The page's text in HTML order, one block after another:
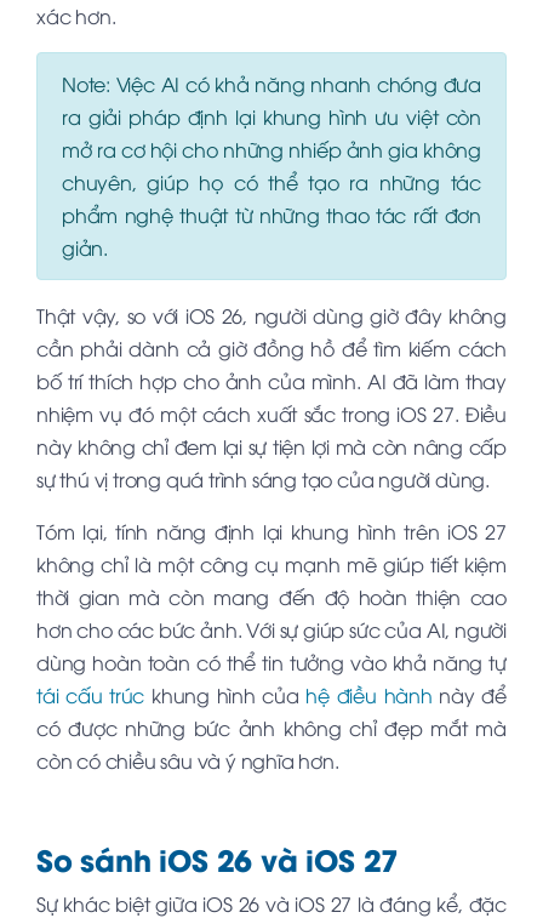
xác hơn.
Note: Việc AI có khả năng nhanh chóng đưa
ra giải pháp định lại khung hình ưu việt còn
mở ra cơ hội cho những nhiếp ảnh gia không
chuyên, giúp họ có thể tạo ra những tác
phẩm nghệ thuật từ những thao tác rất đơn
giản.
Thật vậy, so với iOS 26, người dùng giờ đây không
cần phải dành cả giờ đồng hồ để tìm kiếm cách
bố trí thích hợp cho ảnh của mình. AI đã làm thay
nhiệm vụ đó một cách xuất sắc trong iOS 27. Điều
này không chỉ đem lại sự tiện lợi mà còn nâng cấp
sự thú vị trong quá trình sáng tạo của người dùng.
Tóm lại, tính năng định lại khung hình trên iOS 27
không chỉ là một công cụ mạnh mẽ giúp tiết kiệm
thời gian mà còn mang đến độ hoàn thiện cao
hơn cho các bức ảnh. Với sự giúp sức của AI, người
dùng hoàn toàn có thể tin tưởng vào khả năng tự
tái cấu trúc khung hình của hệ điều hành này để
có được những bức ảnh không chỉ đẹp mắt mà
còn có chiều sâu và ý nghĩa hơn.
So sánh iOS 26 và iOS 27
Sự khác biệt giữa iOS 26 và iOS 27 là đáng kể, đặc